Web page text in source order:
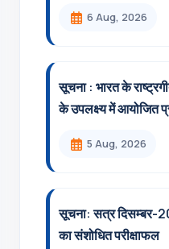
6 Aug, 2026
सूचना : भारत के
के उपलक्ष्य में आयोजित
5 Aug, 2026
सूचना: सत्र दिसम्‍बर-
का संशोधित परीक्षाफल